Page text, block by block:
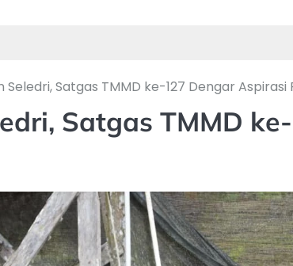
Seledri, Satgas TMMD ke-127 Dengar Aspirasi
Satgas TMMD